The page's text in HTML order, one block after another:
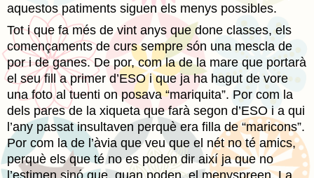
aquestos patiments siguen els menys possibles.
Tot i que fa més de vint anys que done classes, els
començaments de curs sempre són una mescla de
por i de ganes. De por, com la de la mare que portarà
el seu fill a primer d’ESO i que ja ha hagut de vore
una foto al tuenti on posava “mariquita”. Por com la
dels pares de la xiqueta que farà segon d’ESO i a qui
l’any passat insultaven perquè era filla de “maricons”.
Por com la de l’àvia que veu que el nét no té amics,
perquè els que té no es poden dir així ja que no
l’estimen sinó que, quan poden, el menyspreen. La